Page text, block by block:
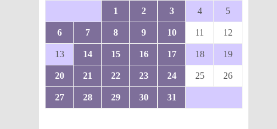
1 2 3 4 5
6 7 8 9 10 11 12
13 14 15 16 17 18 19
20 21 22 23 24 25 26
27 28 29 30 31